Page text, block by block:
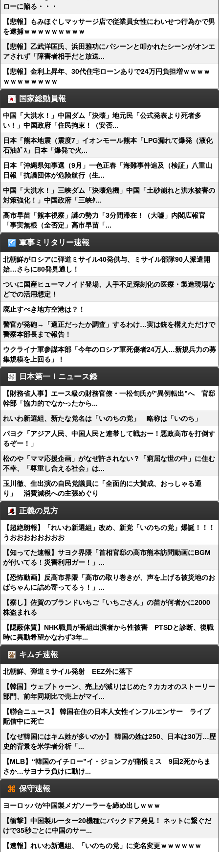
ローに陥る・・・
【悲報】もみほぐしマッサージ店で従業員女性にわいせつ行為かで男
を逮捕ｗｗｗｗｗｗｗｗｗ
【悲報】乙武洋匡氏、浜田雅功にパシーンと叩かれたシーンがオンエ
アされず「障害者相手だと放送...
【悲報】金利上昇年、30代住宅ローンありで24万円負担増ｗｗｗｗ
ｗｗｗｗｗｗｗｗ
国家総動員報
中国「大洪水！」中国ダム「決壊」地元民「公式発表より死者多
い！」中国政府「住民拘束！（安否...
日本「熊本地震（震度7」イオンモール熊本「LPG漏れて爆発（液化
石油ｶﾞｽ」日本「爆発で火...
日本「沖縄県知事選（9月」一色正春「海難事件追及（検証」八重山
日報「抗議団体が危険航行（生...
中国「大洪水！」三峡ダム「決壊危機」中国「土砂崩れと洪水被害の
対策強化！」中国政府「三峡ﾀ...
高市早苗「熊本視察」謎の勢力「3分間滞在！（大嘘」内閣広報官
「事実無根（全否定」高市早苗「...
軍事ミリタリー速報
北朝鮮がロシアに弾道ミサイル40発供与、ミサイル部隊90人派遣開
始…さらに80発見通し！
ついに国産ヒューマノイド登場、人手不足深刻化の医療・製造現場な
どでの活用想定！
廃止すべき地方空港は？！
警官が発砲→「適正だったか調査」するわけ…実は銃を構えただけで
警察本部長まで報告！
ウクライナ軍参謀本部「今年のロシア軍死傷者24万人…新規兵力の募
集規模を上回る」！
日本第一！ニュース録
【財務省人事】エース級の財務官僚・一松旬氏が”異例転出”へ 官邸
幹部「協力的でなかったから...
れいわ新選組、新たな党名は「いのちの党」 略称は「いのち」
パヨク「アジア人民、中国人民と連帯して戦おー！悪政高市を打倒す
るぞー！」
松のや「ママ応援企画」がなぜ許されない？「窮屈な世の中」に住む
不幸、「尊重し合える社会」は...
玉川徹、生出演の自民党議員に「全面的に大賛成、おっしゃる通
り」 消費減税への主張めぐり
正義の見方
【超絶朗報】「れいわ新選組」改め、新党「いのちの党」爆誕！！！
うおおおおおおおお
【知ってた速報】サヨク界隈「首相官邸の高市熊本訪問動画にBGM
が付いてる！災害利用ガー！」...
【恐怖動画】反高市界隈「高市の取り巻きが、声を上げる被災地のお
ばちゃんに詰め寄ってるぅ！」...
【察し】佐賀のブランドいちご「いちごさん」の苗が何者かに2000
株盗まれる
【隠蔽体質】NHK職員が番組出演者から性被害 PTSDと診断、復職
時に異動希望かなわず3年...
キムチ速報
北朝鮮、弾道ミサイル発射 EEZ外に落下
【韓国】ウェブトゥーン、売上が減りはじめた？カカオのストーリー
部門、前年同期比で売上がマイ...
【聯合ニュース】 韓国在住の日本人女性インフルエンサー ライブ
配信中に死亡
【なぜ韓国にはキム姓が多いのか】 韓国の姓は250、日本は30万…歴
史的背景を米学者分析「...
【MLB】“韓国のイチロー”イ・ジョンフが痛恨ミス 9回2死からま
さか…サヨナラ負けに動け...
保守速報
ヨーロッパが中国製メガソーラーを締め出しｗｗｗ
【衝撃】中国製ルーター20機種にバックドア発見！ ネットに繋ぐだ
けで35秒ごとに中国のサー...
【速報】れいわ新選組、「いのちの党」に党名変更ｗｗｗｗｗｗ